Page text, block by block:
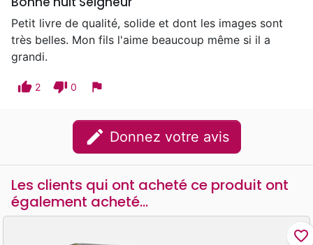
Petit livre de qualité, solide et dont les images sont
très belles. Mon fils l'aime beaucoup même si il a
grandi.
thumb_up 2 thumb_down 0 flag
edit Donnez votre avis
Les clients qui ont acheté ce produit ont
également acheté...
favorite_border